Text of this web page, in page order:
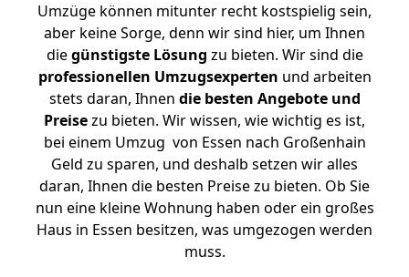
Umzüge können mitunter recht kostspielig sein,
aber keine Sorge, denn wir sind hier, um Ihnen
diegünstigste Lösung zu bieten. Wir sind die
professionellen Umzugsexperten und arbeiten
stets daran, Ihnen die besten Angebote und
Preisezu bieten. Wir wissen, wie wichtig es ist,
bei einem Umzug von Essen nach Großenhain
Geld zu sparen, und deshalb setzen wir alles
daran, Ihnen die besten Preise zu bieten. Ob Sie
nun eine kleine Wohnung haben oder ein großes
Haus in Essen besitzen, was umgezogen werden
muss.